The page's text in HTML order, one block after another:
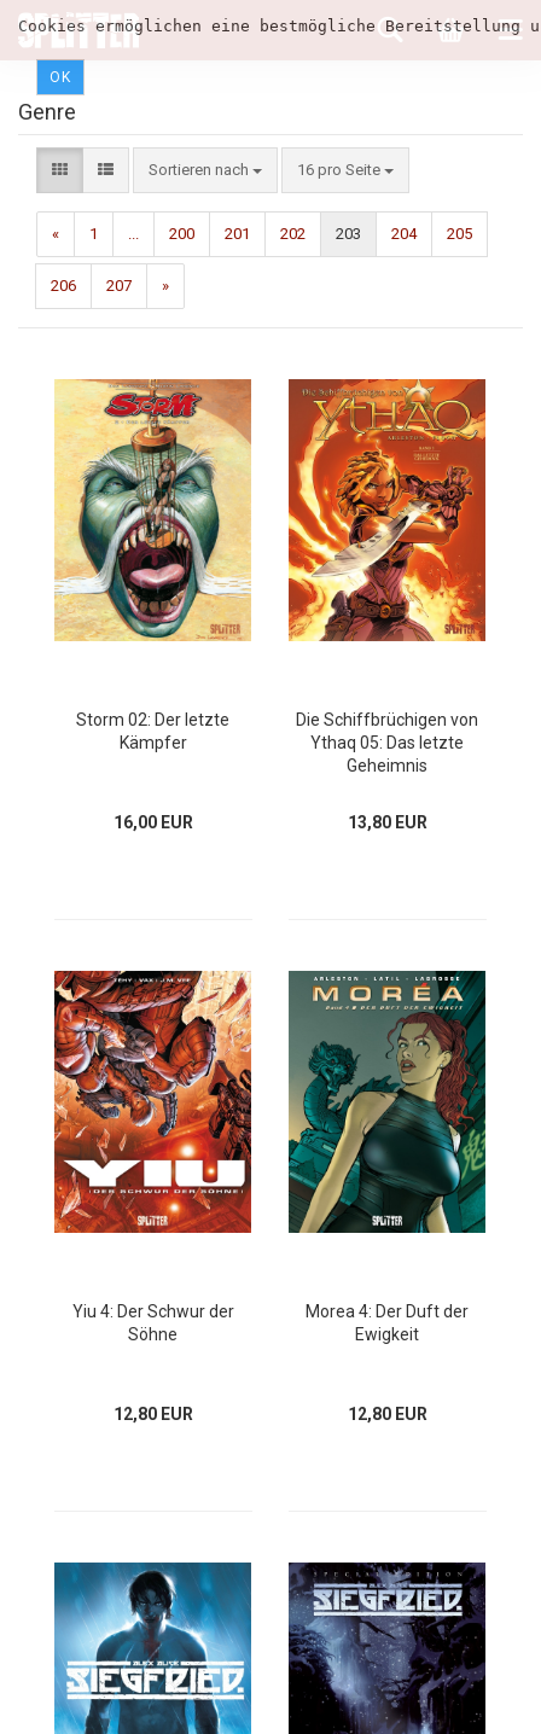
Cookies ermöglichen eine bestmögliche
OK
Genre
Sortieren nach 16 pro Seite
« 1 ... 200 201 202 203 204 205
206 207 »
Storm 02: Der letzte
Kämpfer
16,00 EUR
Die Schiffbrüchigen von
Ythaq 05: Das letzte
Geheimnis
13,80 EUR
Yiu 4: Der Schwur der
Söhne
12,80 EUR
Morea 4: Der Duft der
Ewigkeit
12,80 EUR